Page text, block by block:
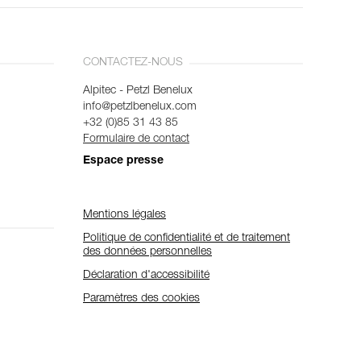
CONTACTEZ-NOUS
Alpitec - Petzl Benelux
info@petzlbenelux.com
+32 (0)85 31 43 85
Formulaire de contact
Espace presse
Mentions légales
Politique de confidentialité et de traitement
des données personnelles
Déclaration d'accessibilité
Paramètres des cookies